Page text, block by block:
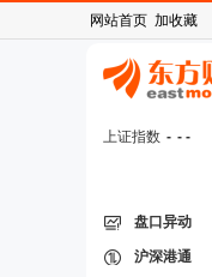
上证指数 - - -
盘口异动
沪深港通
网站首页 加收藏